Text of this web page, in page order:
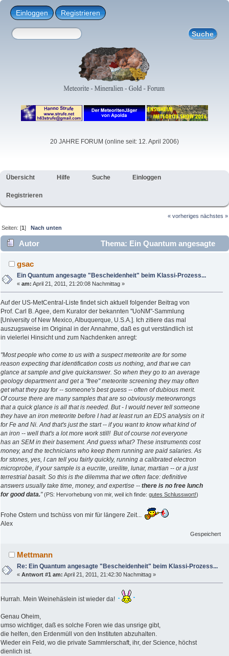
Einloggen Registrieren
20 JAHRE FORUM (online seit: 12. April 2006)
Übersicht Hilfe Suche Einloggen
Registrieren
« vorheriges nächstes »
Seiten: [1]Nach unten
Autor
Thema: Ein Quantum angesagte
"Bescheidenheit" beim Klassi-Prozess... (Gelesen 5859 mal)
gsac
Ein Quantum angesagte "Bescheidenheit" beim Klassi-Prozess...
«am: April 21, 2011, 21:20:08 Nachmittag »
Auf der US-MetCentral-Liste findet sich aktuell folgender Beitrag von
Prof. Carl B. Agee, dem Kurator der bekannten "UoNM"-Sammlung
[University of New Mexico, Albuquerque, U.S.A.]. Ich zitiere das mal
auszugsweise im Original in der Annahme, daß es gut verständlich ist
in vielerlei Hinsicht und zum Nachdenken anregt:
"Most people who come to us with a suspect meteorite are for some
reason expecting that identification costs us nothing, and that we can
glance at sample and give quickanswer. So when they go to an average
geology department and get a "free" meteorite screening they may often
get what they pay for -- someone's best guess -- often of dubious merit.
Of course there are many samples that are so obviously meteorwrongs
that a quick glance is all that is needed. But - I would never tell someone
they have an iron meteorite before I had at least run an EDS analysis on it
for Fe and Ni. And that's just the start -- if you want to know what kind of
an iron -- well that's a lot more work still! But of course not everyone
has an SEM in their basement. And guess what? These instruments cost
money, and the technicians who keep them running are paid salaries. As
for stones, yes, I can tell you fairly quickly, running a calibrated electron
microprobe, if your sample is a eucrite, ureilite, lunar, martian -- or a just
terrestrial basalt. So this is the dilemma that we often face: definitive
answers usually take time, money, and expertise -- there is no free lunch
for good data." (PS: Hervorhebung von mir, weil ich finde: gutes Schlusswort!)
Frohe Ostern und tschüss von mir für längere Zeit...
Alex
Gespeichert
Mettmann
Re: Ein Quantum angesagte "Bescheidenheit" beim Klassi-Prozess...
«Antwort #1 am: April 21, 2011, 21:42:30 Nachmittag »
Hurrah. Mein Weinehäslein ist wieder da!
Genau Oheim,
umso wichtiger, daß es solche Foren wie das unsrige gibt,
die helfen, den Erdenmüll von den Instituten abzuhalten.
Wieder ein Feld, wo die private Sammlerschaft, ihr, der Science, höchst
dienlich ist.